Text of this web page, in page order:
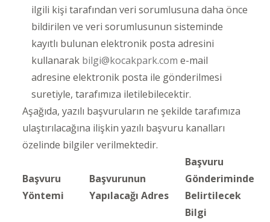
ilgili kişi tarafından veri sorumlusuna daha önce
bildirilen ve veri sorumlusunun sisteminde
kayıtlı bulunan elektronik posta adresini
kullanarak bilgi@kocakpark.com e-mail
adresine elektronik posta ile gönderilmesi
suretiyle, tarafımıza iletilebilecektir.
Aşağıda, yazılı başvuruların ne şekilde tarafımıza
ulaştırılacağına ilişkin yazılı başvuru kanalları
özelinde bilgiler verilmektedir.
Başvuru
Yöntemi
Başvurunun
Yapılacağı Adres
Başvuru
Gönderiminde
Belirtilecek
Bilgi